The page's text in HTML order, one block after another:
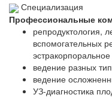
Специализация
Профессиональные
репродуктология,
вспомогательных
ведение разных
ведение
УЗ-диагностика